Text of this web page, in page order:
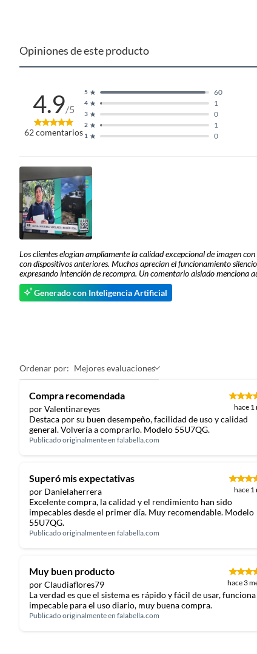
Cantidad de puertos HDMI
Potencia RMS
Baterías de auto.
Opiniones de este producto
4.9/5
62comentarios 1 0
2 1
3 0
4 1
5 60
Los clientes elogian ampliamente la calidad excepcional de imagen
con dispositivos anteriores. Muchos aprecian el funcionamiento
expresando intención de recompra. Un comentario aislado menciona
Generado con Inteligencia Artificial
Ordenar por: Mejores evaluaciones
Compra recomendada
por Valentinareyes hace 1
Destaca por su buen desempeño, facilidad de uso y calidad
general. Volvería a comprarlo. Modelo 55U7QG.
Publicado originalmente en falabella.com
Superó mis expectativas
por Danielaherrera hace 1
Excelente compra, la calidad y el rendimiento han sido
impecables desde el primer día. Muy recomendable. Modelo
55U7QG.
Publicado originalmente en falabella.com
Muy buen producto
por Claudiaflores79 hace 3
La verdad es que el sistema es rápido y fácil de usar, funciona
impecable para el uso diario, muy buena compra.
Publicado originalmente en falabella.com